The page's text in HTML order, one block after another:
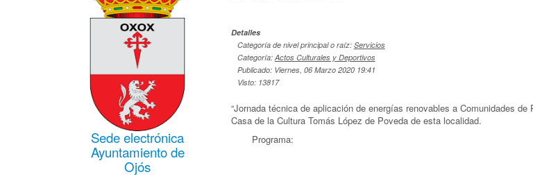
Sede electrónica
Ayuntamiento de
Ojós
Detalles
Categoría de nivel principal o raíz: Servicios
Categoría: Actos Culturales y Deportivos
Publicado: Viernes, 06 Marzo 2020 19:41
Visto: 13817
“Jornada técnica de aplicación de energías renovables a Comunidades
Casa de la Cultura Tomás López de Poveda de esta localidad.
Programa: